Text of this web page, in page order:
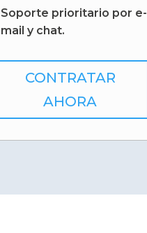
Soporte prioritario por e-
mail y chat.
CONTRATAR
AHORA